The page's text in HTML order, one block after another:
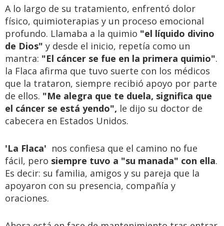
A lo largo de su tratamiento, enfrentó dolor
físico, quimioterapias y un proceso emocional
profundo. Llamaba a la quimio "el líquido divino
de Dios" y desde el inicio, repetía como un
mantra: "El cáncer se fue en la primera quimio".
la Flaca afirma que tuvo suerte con los médicos
que la trataron, siempre recibió apoyo por parte
de ellos. "Me alegra que te duela, significa que
el cáncer se está yendo", le dijo su doctor de
cabecera en Estados Unidos.
'La Flaca' nos confiesa que el camino no fue
fácil, pero siempre tuvo a "su manada" con ella.
Es decir: su familia, amigos y su pareja que la
apoyaron con su presencia, compañía y
oraciones.